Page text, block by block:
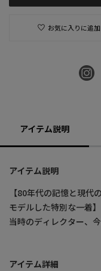
お気に入りに追加
アイテム説明
アイテム説明
【80年代の記憶と現代
モデルした特別な一着】
当時のディレクター、
リラックス感漂うオー
アイテム詳細